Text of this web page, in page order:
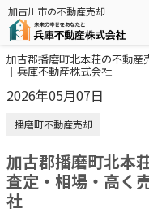
加古川市の不動産売却
加古郡播磨町北本荘の不動
｜兵庫不動産株式会社
2026年05月07日
播磨町不動産売却
加古郡播磨町北本
査定・相場・高く
社